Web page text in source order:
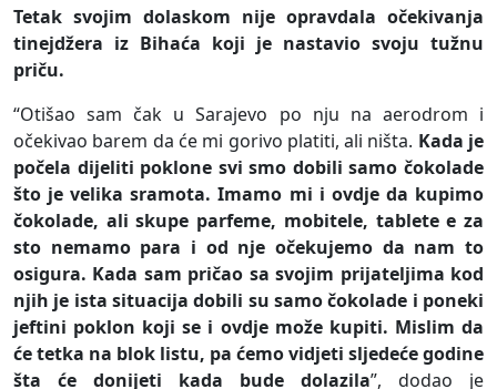
Tetak svojim dolaskom nije opravdala očekivanja
tinejdžera iz Bihaća koji je nastavio svoju tužnu
priču.
“Otišao sam čak u Sarajevo po nju na aerodrom i
očekivao barem da će mi gorivo platiti, ali ništa. Kada je
počela dijeliti poklone svi smo dobili samo čokolade
što je velika sramota. Imamo mi i ovdje da kupimo
čokolade, ali skupe parfeme, mobitele, tablete e za
sto nemamo para i od nje očekujemo da nam to
osigura. Kada sam pričao sa svojim prijateljima kod
njih je ista situacija dobili su samo čokolade i poneki
jeftini poklon koji se i ovdje može kupiti. Mislim da
će tetka na blok listu, pa ćemo vidjeti sljedeće godine
šta će donijeti kada bude dolazila”, dodao je